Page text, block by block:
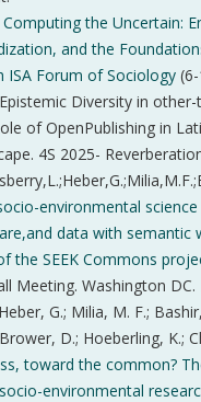
Computing the Uncertain:
and the
ISA Forum of Sociology
Diversity in other-
of OpenPublishing in
4S 2025-
environmental science
data with semantic
the SEEK Commons
Meeting. Washington
G.; Milia, M. F.;
D.; Hoeberling, K.;
toward the common?
environmental